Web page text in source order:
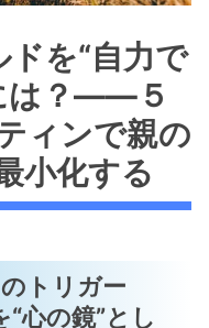
を“自力で
は？――５
ィンで親の
小化する
トリガー
心の鏡”とし